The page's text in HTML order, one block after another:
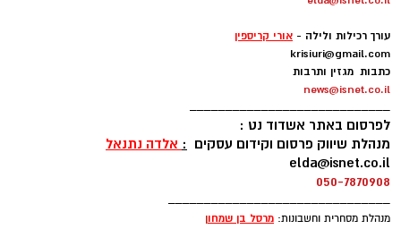
עורך רכילות ולילה - אורי קריספין
krisiuri@gmail.com
כתבות מגזין ותרבות
news@isnet.co.il
____________________________
לפרסום באתר אשדוד נט :
מנהלת שיווק פרסום וקידום עסקים : אלדה נתנאל
elda@isnet.co.il
050-7870908
_______________________________
מנהלת מסחרית וחשבונות: מרסל בן שמחון